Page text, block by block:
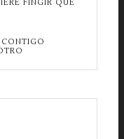
FINGIR QUE